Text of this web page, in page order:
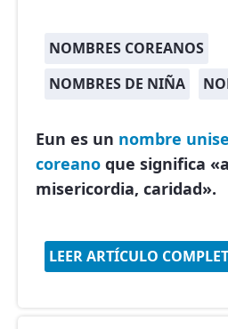
NOMBRES COREANOS
NOMBRES DE NIÑA
Eun es un nombre
coreano que significa
misericordia, caridad».
LEER ARTÍCULO